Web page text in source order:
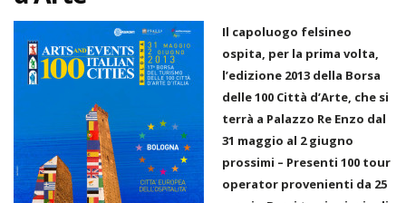
Il capoluogo felsineo
ospita, per la prima volta,
l’edizione 2013 della Borsa
delle 100 Città d’Arte, che si
terrà a Palazzo Re Enzo dal
31 maggio al 2 giugno
prossimi – Presenti 100 tour
operator provenienti da 25